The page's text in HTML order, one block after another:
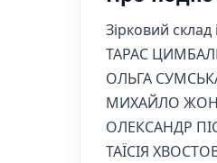
Зірковий склад
ТАРАС
ОЛЬГА
МИХАЙЛО
ОЛЕКСАНДР
ТАЇСІЯ